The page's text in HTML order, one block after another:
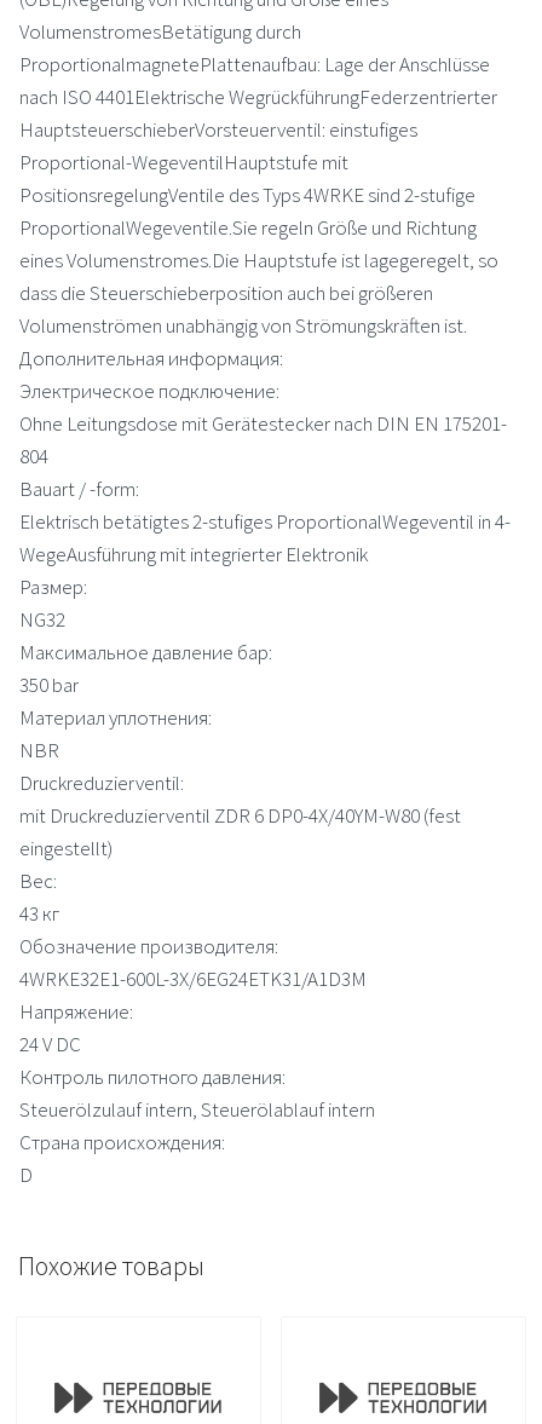
VolumenstromesBetätigung durch
ProportionalmagnetePlattenaufbau: Lage der Anschlüsse
nach ISO 4401Elektrische WegrückführungFederzentrierter
HauptsteuerschieberVorsteuerventil: einstufiges
Proportional-WegeventilHauptstufe mit
PositionsregelungVentile des Typs 4WRKE sind 2-stufige
ProportionalWegeventile.Sie regeln Größe und Richtung
eines Volumenstromes.Die Hauptstufe ist lagegeregelt, so
dass die Steuerschieberposition auch bei größeren
Volumenströmen unabhängig von Strömungskräften ist.
Дополнительная информация:
Электрическое подключение:
Ohne Leitungsdose mit Gerätestecker nach DIN EN 175201-
804
Bauart / -form:
Elektrisch betätigtes 2-stufiges ProportionalWegeventil in 4-
WegeAusführung mit integrierter Elektronik
Размер:
NG32
Максимальное давление бар:
350 bar
Материал уплотнения:
NBR
Druckreduzierventil:
mit Druckreduzierventil ZDR 6 DP0-4X/40YM-W80 (fest
eingestellt)
Вес:
43 кг
Обозначение производителя:
4WRKE32E1-600L-3X/6EG24ETK31/A1D3M
Напряжение:
24 V DC
Контроль пилотного давления:
Steuerölzulauf intern, Steuerölablauf intern
Страна происхождения:
D
Похожие товары